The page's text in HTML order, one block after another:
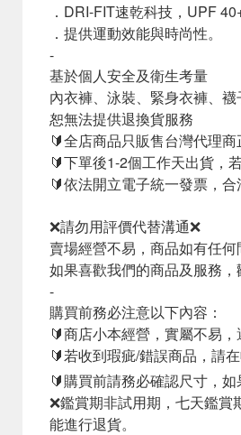
．DRI-FIT速乾科技，UPF
．提供運動效能與時尚性。
-
基於個人安全及衛生考量
內衣褲、泳裝、緊身衣褲、
恕無法提供退換貨服務
🔰全店商品只販售台灣代理
🔰下單後1-2個工作天出貨，
🔰依法開立電子統一發票，
❌請勿用評價代替溝通❌
如果喜歡我們的商品及服
-
購買前務必注意以下內容：
🔰商店小本經營，實屬不易
🔰若收到瑕疵/錯誤商品，請
🔰購買前請務必確認尺寸，
❌鑑賞期非試用期，七天鑑
能進行退貨。